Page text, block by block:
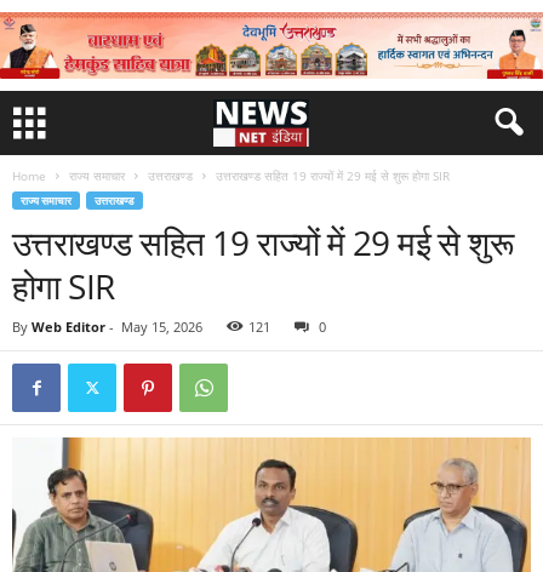
Home राज्य समाचार उत्तराखण्ड उत्तराखण्ड सहित 19 राज्यों में 29 मई से शुरू होगा SIR
राज्य समाचार उत्तराखण्ड
उत्तराखण्ड सहित 19 राज्यों में 29 मई से शुरू
होगा SIR
By Web Editor - May 15, 2026 121 0